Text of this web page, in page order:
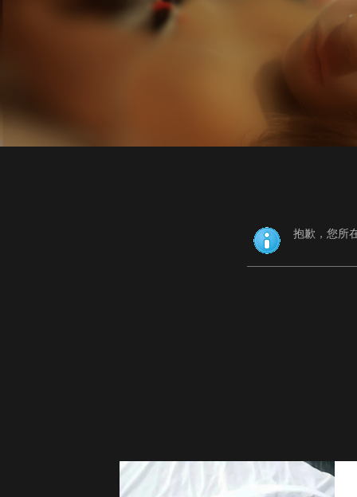
抱歉，您所